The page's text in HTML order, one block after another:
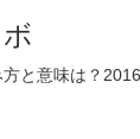
と意味は？